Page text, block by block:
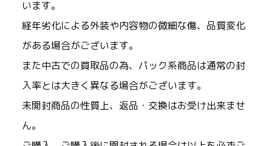
います。
経年劣化による外装や内容物の微細な傷、品質変化
がある場合がございます。
また中古での買取品の為、パック系商品は通常の封
入率とは大きく異なる場合がございます。
未開封商品の性質上、返品・交換はお受け出来ませ
ん。